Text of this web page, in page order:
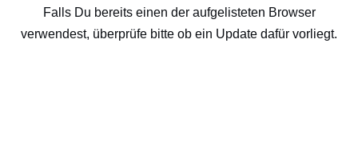
Falls Du bereits einen der aufgelisteten Browser
verwendest, überprüfe bitte ob ein Update dafür vorliegt.